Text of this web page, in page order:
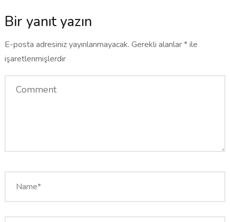
Bir yanıt yazın
E-posta adresiniz yayınlanmayacak. Gerekli alanlar*ile
işaretlenmişlerdir